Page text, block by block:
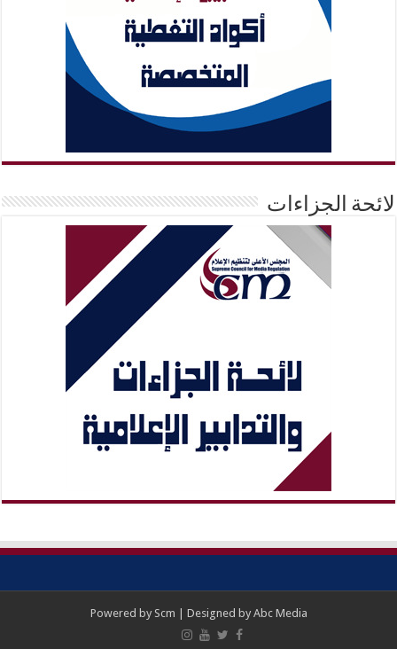
لائحة الجزاءات
Powered by Scm | Designed by Abc Media